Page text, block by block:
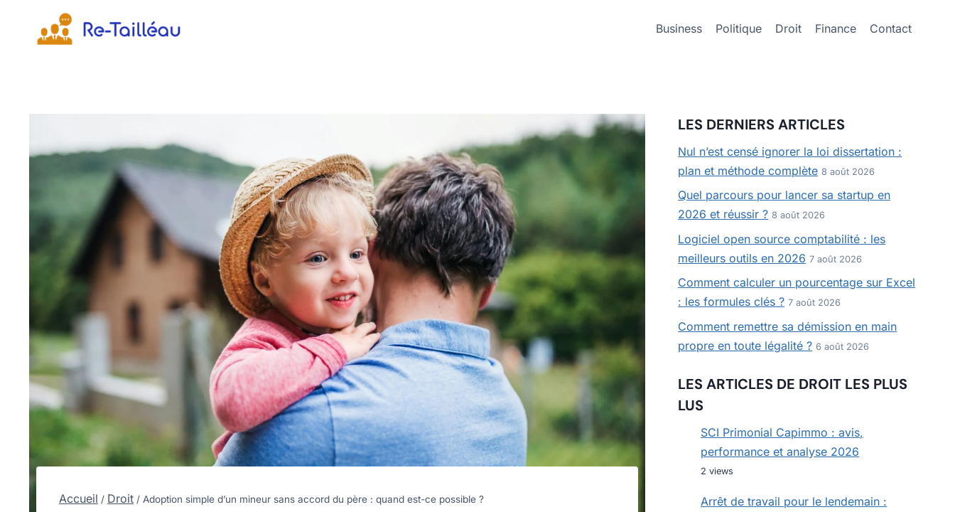
Business Politique Droit Finance Contact
Accueil / Droit / Adoption simple d’un mineur sans accord du père : quand est-ce possible ?
LES DERNIERS ARTICLES
Nul n’est censé ignorer la loi dissertation :
plan et méthode complète 8 août 2026
Quel parcours pour lancer sa startup en
2026 et réussir ? 8 août 2026
Logiciel open source comptabilité : les
meilleurs outils en 2026 7 août 2026
Comment calculer un pourcentage sur Excel
: les formules clés ? 7 août 2026
Comment remettre sa démission en main
propre en toute légalité ? 6 août 2026
LES ARTICLES DE DROIT LES PLUS
LUS
SCI Primonial Capimmo : avis,
performance et analyse 2026
2 views
Arrêt de travail pour le lendemain :